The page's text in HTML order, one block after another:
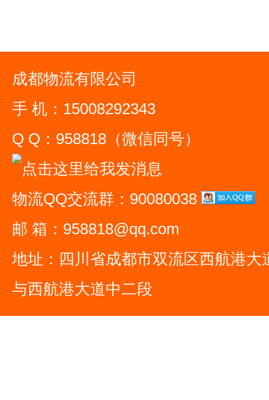
成都物流有限公司
手 机：15008292343
Q Q：958818（微信同号）
物流QQ交流群：90080038
邮 箱：958818@qq.com
地址：四川省成都市双流区西航港大
与西航港大道中二段